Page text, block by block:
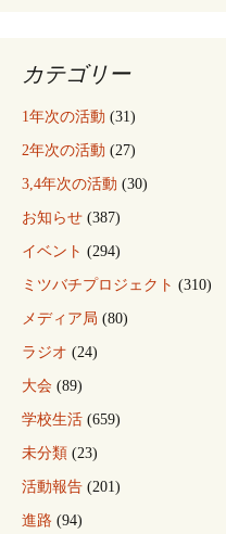
カテゴリー
1年次の活動 (31)
2年次の活動 (27)
3,4年次の活動 (30)
お知らせ (387)
イベント (294)
ミツバチプロジェクト (310)
メディア局 (80)
ラジオ (24)
大会 (89)
学校生活 (659)
未分類 (23)
活動報告 (201)
進路 (94)